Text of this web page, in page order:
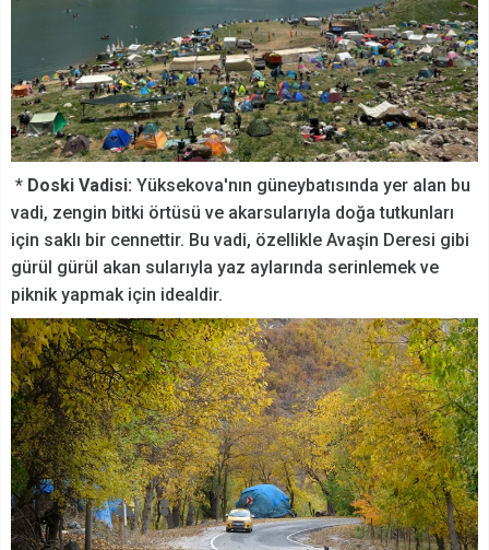
* Doski Vadisi: Yüksekova'nın güneybatısında yer alan bu
vadi, zengin bitki örtüsü ve akarsularıyla doğa tutkunları
için saklı bir cennettir. Bu vadi, özellikle Avaşin Deresi gibi
gürül gürül akan sularıyla yaz aylarında serinlemek ve
piknik yapmak için idealdir.